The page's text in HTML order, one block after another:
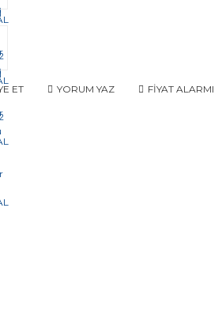
ET YORUM YAZ FİYAT ALARMI